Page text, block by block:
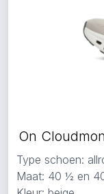
On
Type schoen:
Maat: 40 ½ en